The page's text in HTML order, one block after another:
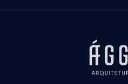
Arquiteto para Projeto
Arquiteto para
Arquiteto para